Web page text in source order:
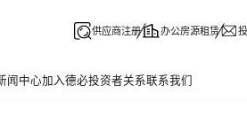
供应商注册 办公房源租赁
闻中心加入德必投资者关系联系我们